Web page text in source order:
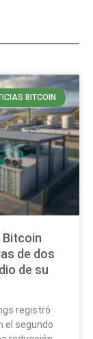
BITCOIN
Bitcoin
de dos
de su
registró
el segundo